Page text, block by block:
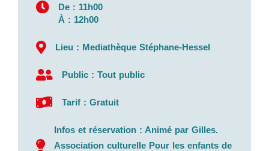
De : 11h00
À : 12h00
Lieu : Mediathèque Stéphane-Hessel
Public : Tout public
Tarif : Gratuit
Infos et réservation : Animé par Gilles.
Association culturelle Pour les enfants de